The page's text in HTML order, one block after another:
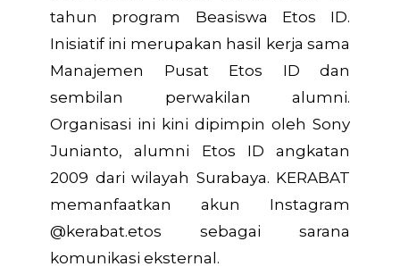
tahun program Beasiswa Etos ID.
Inisiatif ini merupakan hasil kerja sama
Manajemen Pusat Etos ID dan
sembilan perwakilan alumni.
Organisasi ini kini dipimpin oleh Sony
Junianto, alumni Etos ID angkatan
2009 dari wilayah Surabaya. KERABAT
memanfaatkan akun Instagram
@kerabat.etos sebagai sarana
komunikasi eksternal.